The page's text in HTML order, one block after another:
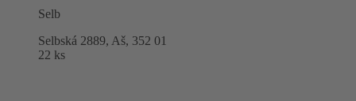
Selb
Selbská 2889, Aš, 352 01
22 ks